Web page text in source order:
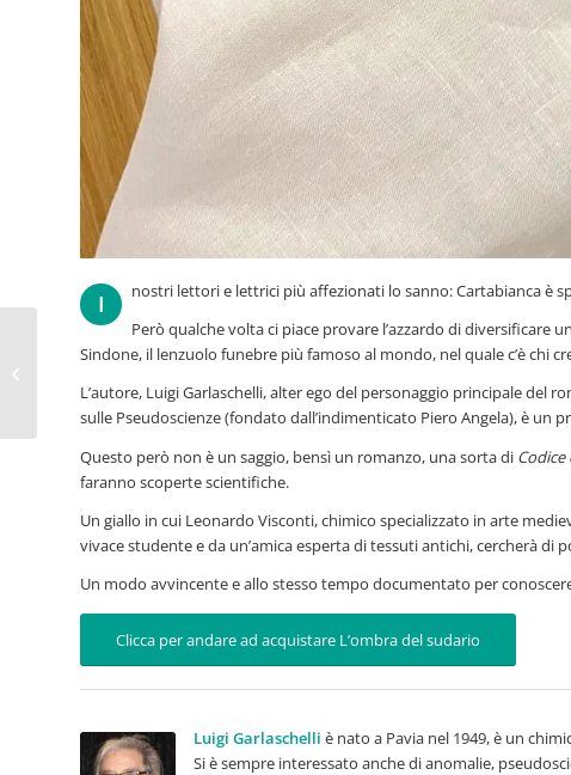
I
nostri lettori e lettrici più affezionati lo sanno: Cartabianca è
Però qualche volta ci piace provare l’azzardo di
Sindone, il lenzuolo funebre più famoso al mondo, nel quale c’è chi
L’autore, Luigi Garlaschelli, alter ego del personaggio principale
sulle Pseudoscienze (fondato dall’indimenticato Piero Angela), è
Questo però non è un saggio, bensì un romanzo, una sorta di Codice
faranno scoperte scientifiche.
Un giallo in cui Leonardo Visconti, chimico specializzato in arte
vivace studente e da un’amica esperta di tessuti antichi, cercherà
Un modo avvincente e allo stesso tempo documentato per
Clicca per andare ad acquistare L’ombra del sudario
Luigi Garlaschelli è nato a Pavia nel 1949, è un
Si è sempre interessato anche di anomalie,
Houston, abbiamo un
problema